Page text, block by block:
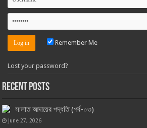
Remember Me
Lost your password?
Recent Posts
সালাত আদায়ের পদ্ধতি (পর্ব-০৩)
June 27, 2026